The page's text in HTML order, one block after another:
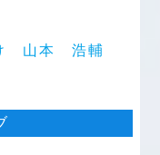
け 山本 浩輔